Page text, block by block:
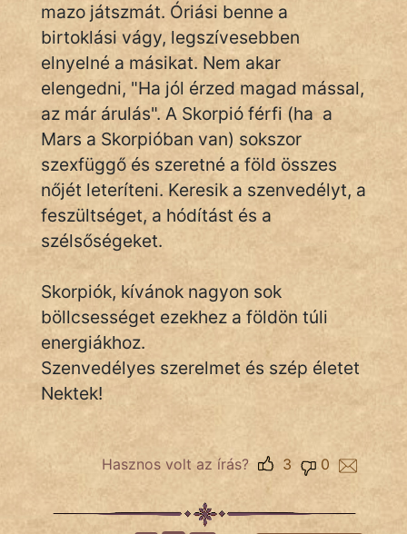
mazo játszmát. Óriási benne a
birtoklási vágy, legszívesebben
elnyelné a másikat. Nem akar
elengedni, "Ha jól érzed magad mással,
az már árulás". A Skorpió férfi (ha a
Mars a Skorpióban van) sokszor
szexfüggő és szeretné a föld összes
nőjét leteríteni. Keresik a szenvedélyt, a
feszültséget, a hódítást és a
szélsőségeket.
Skorpiók, kívánok nagyon sok
böllcsességet ezekhez a földön túli
energiákhoz.
Szenvedélyes szerelmet és szép életet
Nektek!
Hasznos volt az írás? 0
3